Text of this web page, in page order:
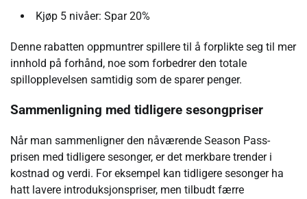
Kjøp 5 nivåer: Spar 20%
Denne rabatten oppmuntrer spillere til å forplikte seg til mer
innhold på forhånd, noe som forbedrer den totale
spillopplevelsen samtidig som de sparer penger.
Sammenligning med tidligere sesongpriser
Når man sammenligner den nåværende Season Pass-
prisen med tidligere sesonger, er det merkbare trender i
kostnad og verdi. For eksempel kan tidligere sesonger ha
hatt lavere introduksjonspriser, men tilbudt færre